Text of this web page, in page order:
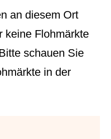
an diesem Ort
keine Flohmärkte
schauen Sie
in der